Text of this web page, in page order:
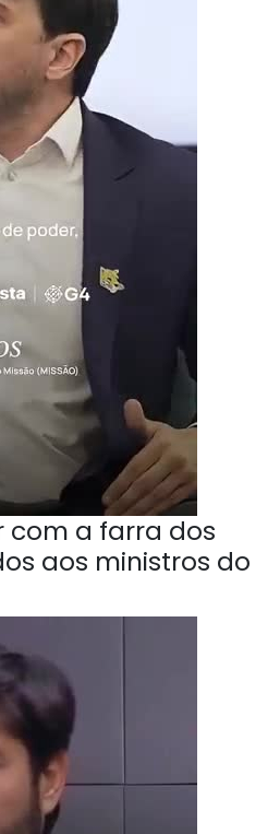
com a farra dos
aos ministros do